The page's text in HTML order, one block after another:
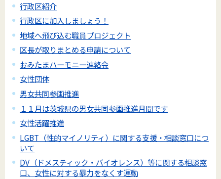
行政区紹介
行政区に加入しましょう！
地域へ飛び込む職員プロジェクト
区長が取りまとめる申請について
おみたまハーモニー連絡会
女性団体
男女共同参画推進
１１月は茨城県の男女共同参画推進月間です
女性活躍推進
LGBT（性的マイノリティ）に関する支援・相談窓口につ
いて
DV（ドメスティック・バイオレンス）等に関する相談窓
口、女性に対する暴力をなくす運動